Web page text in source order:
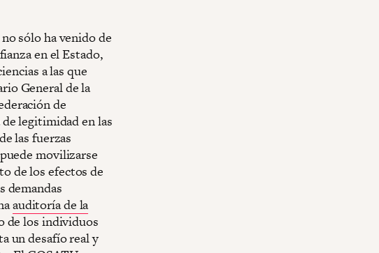
sólo ha venido de
en el Estado,
a las que
General de la
de
legitimidad en las
las fuerzas
movilizarse
de los efectos de
demandas
auditoría de la
de los individuos
un desafío real y